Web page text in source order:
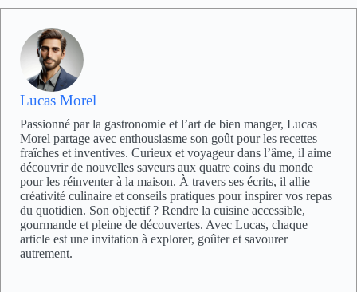
Lucas Morel
Passionné par la gastronomie et l’art de bien manger, Lucas
Morel partage avec enthousiasme son goût pour les recettes
fraîches et inventives. Curieux et voyageur dans l’âme, il aime
découvrir de nouvelles saveurs aux quatre coins du monde
pour les réinventer à la maison. À travers ses écrits, il allie
créativité culinaire et conseils pratiques pour inspirer vos repas
du quotidien. Son objectif ? Rendre la cuisine accessible,
gourmande et pleine de découvertes. Avec Lucas, chaque
article est une invitation à explorer, goûter et savourer
autrement.